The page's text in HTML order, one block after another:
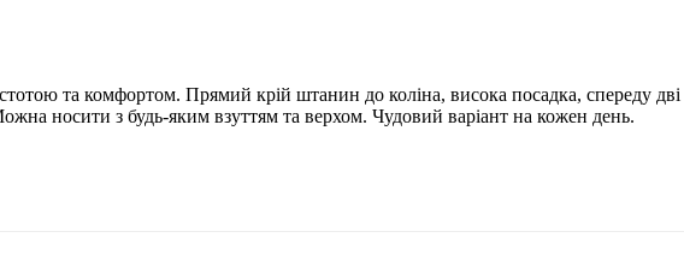
та комфортом. Прямий крій штанин до коліна, висока посадка, спереду
носити з будь-яким взуттям та верхом. Чудовий варіант на кожен день.